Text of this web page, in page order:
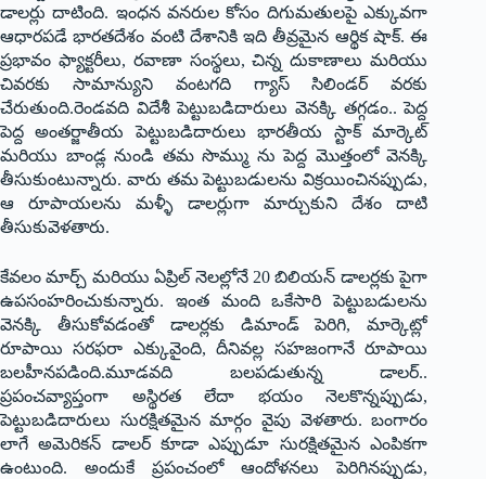
డాలర్లు దాటింది. ఇంధన వనరుల కోసం దిగుమతులపై ఎక్కువగా
ఆధారపడే భారతదేశం వంటి దేశానికి ఇది తీవ్రమైన ఆర్థిక షాక్. ఈ
ప్రభావం ఫ్యాక్టరీలు, రవాణా సంస్థలు, చిన్న దుకాణాలు మరియు
చివరకు సామాన్యుని వంటగది గ్యాస్ సిలిండర్ వరకు
చేరుతుంది.రెండవది విదేశీ పెట్టుబడిదారులు వెనక్కి తగ్గడం.. పెద్ద
పెద్ద అంతర్జాతీయ పెట్టుబడిదారులు భారతీయ స్టాక్ మార్కెట్
మరియు బాండ్ల నుండి తమ సొమ్ము ను పెద్ద మొత్తంలో వెనక్కి
తీసుకుంటున్నారు. వారు తమ పెట్టుబడులను విక్రయించినప్పుడు,
ఆ రూపాయలను మళ్ళీ డాలర్లుగా మార్చుకుని దేశం దాటి
తీసుకువెళతారు.
కేవలం మార్చ్ మరియు ఏప్రిల్ నెలల్లోనే 20 బిలియన్ డాలర్లకు పైగా
ఉపసంహరించుకున్నారు. ఇంత మంది ఒకేసారి పెట్టుబడులను
వెనక్కి తీసుకోవడంతో డాలర్లకు డిమాండ్ పెరిగి, మార్కెట్లో
రూపాయి సరఫరా ఎక్కువైంది, దీనివల్ల సహజంగానే రూపాయి
బలహీనపడింది.మూడవది బలపడుతున్న డాలర్..
ప్రపంచవ్యాప్తంగా అస్థిరత లేదా భయం నెలకొన్నప్పుడు,
పెట్టుబడిదారులు సురక్షితమైన మార్గం వైపు వెళతారు. బంగారం
లాగే అమెరికన్ డాలర్ కూడా ఎప్పుడూ సురక్షితమైన ఎంపికగా
ఉంటుంది. అందుకే ప్రపంచంలో ఆందోళనలు పెరిగినప్పుడు,